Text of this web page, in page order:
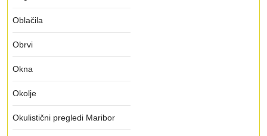
Oblačila
Obrvi
Okna
Okolje
Okulistični pregledi Maribor